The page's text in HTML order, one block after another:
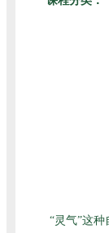
“灵气”这